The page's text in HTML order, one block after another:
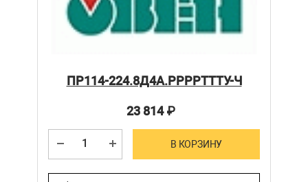
ПР114-224.8Д4А.РРРРТТТУ-Ч
23 814₽
В КОРЗИНУ